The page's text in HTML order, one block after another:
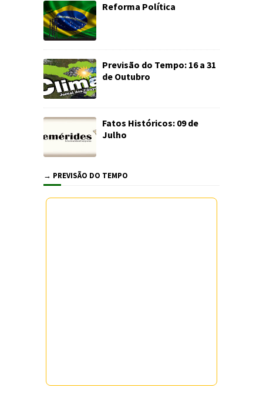
Reforma Política
Previsão do Tempo: 16 a 31
de Outubro
Fatos Históricos: 09 de
Julho
→ PREVISÃO DO TEMPO